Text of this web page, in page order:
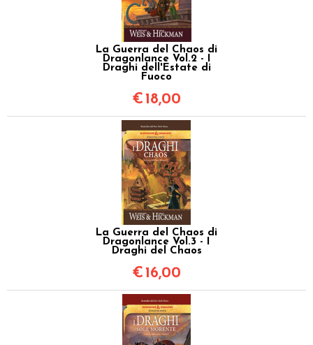
La Guerra del Chaos di
Dragonlance Vol.2 - I
Draghi dell'Estate di
Fuoco
€ 18,00
La Guerra del Chaos di
Dragonlance Vol.3 - I
Draghi del Chaos
€ 16,00